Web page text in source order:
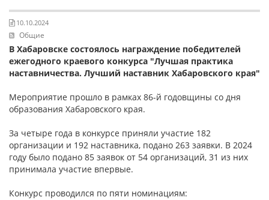
КОНТАКТЫ
НОВОСТИ
ВСТРЕЧИ С ГУБЕРНАТОРОМ КРАЯ
ОБЗОР ИЗМЕНЕНИЙ ЗАКОНОДАТЕЛЬСТВА
АНАЛИТИКА РСПП
ОБСУЖДЕНИЕ ПРОЕКТОВ НПА КРАЯ
"ЧАС ТРУДА" НА РАДИО "ВОСТОК-РОССИИ"
10.10.2024
Общие
В Хабаровске состоялось награждение победителей
ежегодного краевого конкурса "Лучшая практика
наставничества. Лучший наставник Хабаровского края"
Мероприятие прошло в рамках 86-й годовщины со дня
образования Хабаровского края.
За четыре года в конкурсе приняли участие 182
организации и 192 наставника, подано 263 заявки. В 2024
году было подано 85 заявок от 54 организаций, 31 из них
принимала участие впервые.
Конкурс проводился по пяти номинациям: